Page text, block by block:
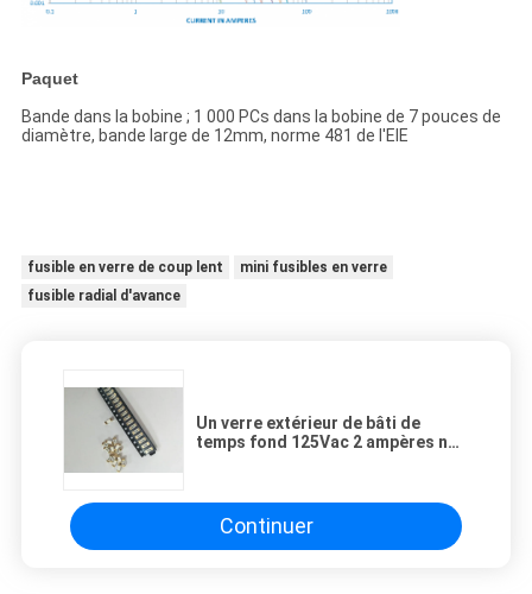
Paquet
Bande dans la bobine ; 1 000 PCs dans la bobine de 7 pouces de
diamètre, bande large de 12mm, norme 481 de l'EIE
fusible en verre de coup lent
mini fusibles en verre
fusible radial d'avance
Un verre extérieur de bâti de
temps fond 125Vac 2 ampères non
Continuer